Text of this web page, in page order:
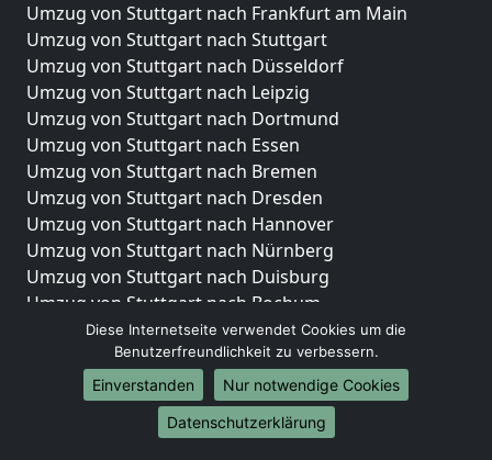
Umzug von Stuttgart nach Frankfurt am Main
Umzug von Stuttgart nach Stuttgart
Umzug von Stuttgart nach Düsseldorf
Umzug von Stuttgart nach Leipzig
Umzug von Stuttgart nach Dortmund
Umzug von Stuttgart nach Essen
Umzug von Stuttgart nach Bremen
Umzug von Stuttgart nach Dresden
Umzug von Stuttgart nach Hannover
Umzug von Stuttgart nach Nürnberg
Umzug von Stuttgart nach Duisburg
Umzug von Stuttgart nach Bochum
Umzug von Stuttgart nach Wuppertal
Umzug von Stuttgart nach Bielefeld
Umzug von Stuttgart nach Bonn
Umzug von Stuttgart nach Münster
Diese Internetseite verwendet Cookies um die
Benutzerfreundlichkeit zu verbessern.
Einverstanden
Nur notwendige Cookies
Datenschutzerklärung